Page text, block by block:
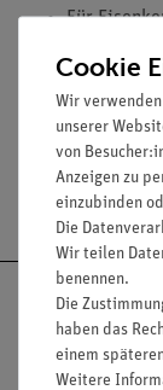
Für
Cookie
Wir
unserer
von
Anzeigen zu
einzubinden
Die
Wir teilen
benennen.
Die
haben das
einem
Weitere